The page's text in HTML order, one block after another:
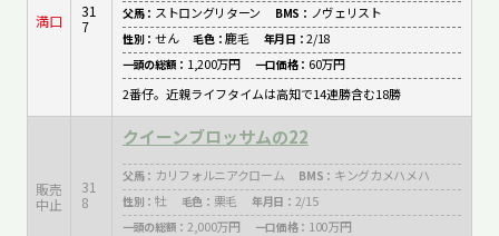
満口
31
7
父馬： ストロングリターン BMS： ノヴェリスト
性別：せん 毛色：鹿毛 年月日：2/18
一頭の総額： 1,200万円 一口価格： 60万円
2番仔。近親ライフタイムは高知で14連勝含む18勝
販売
中止
31
8
クイーンブロッサムの22
父馬： カリフォルニアクローム BMS： キングカメハメハ
性別：牡 毛色： 栗毛 年月日： 2/15
一頭の総額：2,000万円 一口価格： 100万円